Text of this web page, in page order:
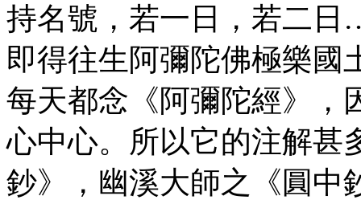
持名號，若一日，若二
即得往生阿彌陀佛極樂國
每天都念《阿彌陀經》，
心中心。所以它的注解甚
鈔》，幽溪大師之《圓中